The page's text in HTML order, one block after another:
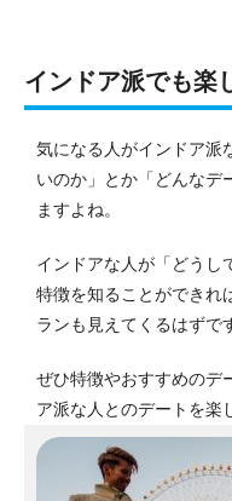
インドア派でも楽
気になる人がインドア派
いのか」とか「どんなデ
ますよね。
インドアな人が「どうし
特徴を知ることができれ
ランも見えてくるはずで
ぜひ特徴やおすすめのデ
ア派な人とのデートを楽